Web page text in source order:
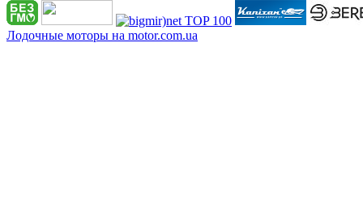
Лодочные моторы на motor.com.ua